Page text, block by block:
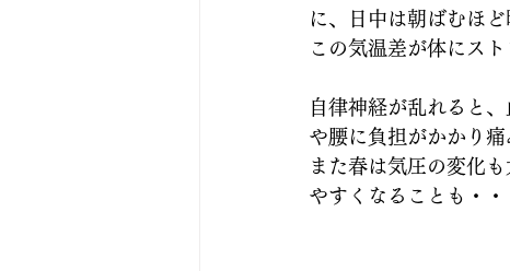
に、日中は朝ばむほ
この気温差が体にス
自律神経が乱れると
や腰に負担がかかり痛
また春は気圧の変化
やすくなることも・・